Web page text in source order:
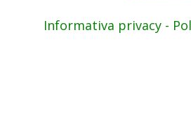
Informativa privacy -